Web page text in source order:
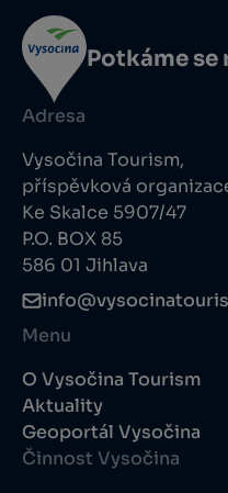
Potkáme se
Adresa
Vysočina Tourism,
příspěvková
Ke Skalce 5907/47
P.O. BOX 85
586 01 Jihlava
Menu
O Vysočina Tourism
Aktuality
Geoportál Vysočina
Činnost Vysočina